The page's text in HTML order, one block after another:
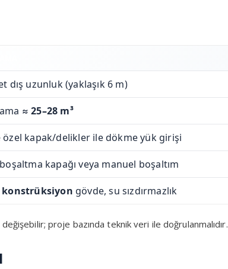
dış uzunluk (yaklaşık 6 m)
≈25–28 m³
özel kapak/delikler ile dökme yük girişi
kapağı veya manuel boşaltım
konstrüksiyon gövde, su sızdırmazlık
proje bazında teknik veri ile doğrulanmalıdır.